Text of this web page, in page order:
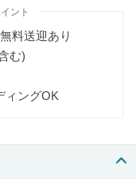
ント
料送迎あり
む)
ィングOK